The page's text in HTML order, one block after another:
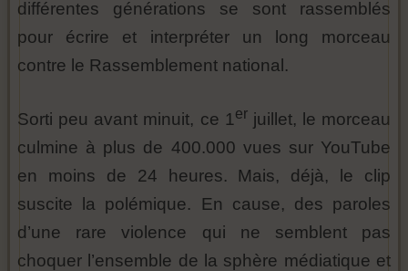
différentes générations se sont rassemblés
pour écrire et interpréter un long morceau
contre le Rassemblement national.
Sorti peu avant minuit, ce 1 er juillet, le morceau
culmine à plus de 400.000 vues sur YouTube
en moins de 24 heures. Mais, déjà, le clip
suscite la polémique. En cause, des paroles
d’une rare violence qui ne semblent pas
choquer l’ensemble de la sphère médiatique et